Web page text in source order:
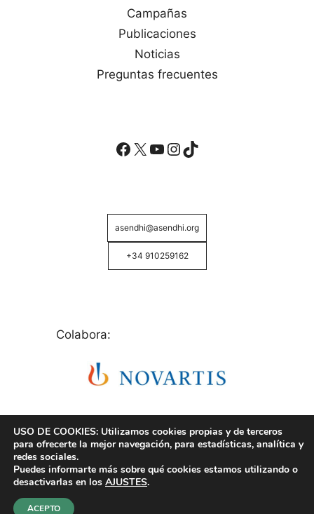
Campañas
Publicaciones
Noticias
Preguntas frecuentes
Facebook
X YouTube
Instagram
TikTok
asendhi@asendhi.org
+34 910259162
Colabora:
© Copyright 2026 ASENDHI - Asociación de Enfermos
USO DE COOKIES: Utilizamos cookies propias y de terceros
para ofrecerte la mejor navegación, para estadísticas, analítica y
redes sociales.
Puedes informarte más sobre qué cookies estamos utilizando o
desactivarlas en los AJUSTES.
ACEPTO